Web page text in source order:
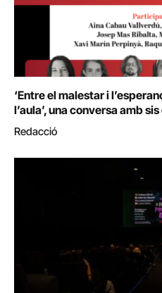
‘Entre el malestar i
l’aula’, una conversa amb
Redacció